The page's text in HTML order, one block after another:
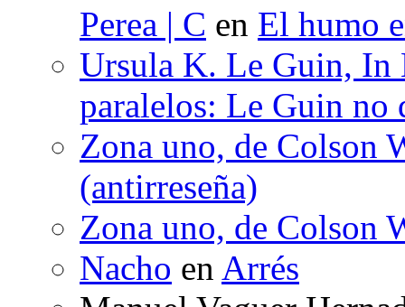
Perea | C en El humo
Ursula K. Le Guin, In
paralelos: Le Guin no
Zona uno, de Colson
(antirreseña)
Zona uno, de Colson
Nacho en Arrés